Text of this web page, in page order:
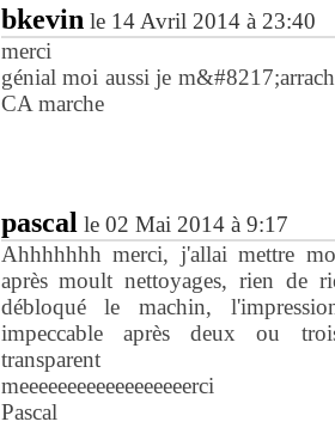
bkevin le 14 Avril 2014 à 23:40
merci
génial moi aussi je
CA marche
pascal le 02 Mai 2014 à 9:17
Ahhhhhhh merci, j'allai mettre
après moult nettoyages, rien de
débloqué le machin,
impeccable après deux ou
transparent
meeeeeeeeeeeeeeeeeerci
Pascal